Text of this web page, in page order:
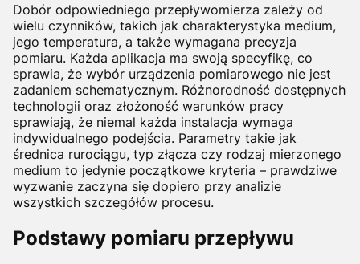
Dobór odpowiedniego przepływomierza zależy od
wielu czynników, takich jak charakterystyka medium,
jego temperatura, a także wymagana precyzja
pomiaru. Każda aplikacja ma swoją specyfikę, co
sprawia, że wybór urządzenia pomiarowego nie jest
zadaniem schematycznym. Różnorodność dostępnych
technologii oraz złożoność warunków pracy
sprawiają, że niemal każda instalacja wymaga
indywidualnego podejścia. Parametry takie jak
średnica rurociągu, typ złącza czy rodzaj mierzonego
medium to jedynie początkowe kryteria – prawdziwe
wyzwanie zaczyna się dopiero przy analizie
wszystkich szczegółów procesu.
Podstawy pomiaru przepływu